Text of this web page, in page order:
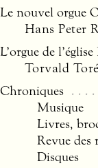
Le nouvel orgue
Hans Peter
L’orgue de
Torvald
Chroniques
Musique
Livres,
Revue des
Disques